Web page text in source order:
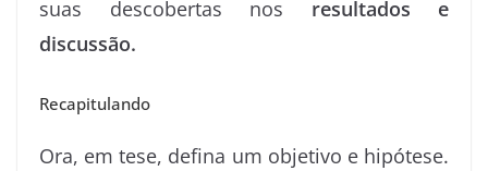
suas descobertas nos resultados e
discussão.
Recapitulando
Ora, em tese, defina um objetivo e hipótese.